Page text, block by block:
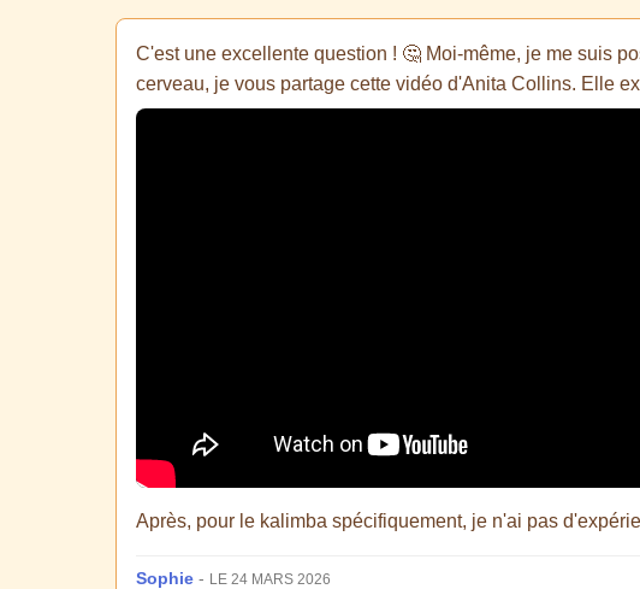
C'est une excellente question ! 🤔 Moi-même, je me suis
cerveau, je vous partage cette vidéo d'Anita Collins. Elle
Après, pour le kalimba spécifiquement, je n'ai pas
Sophie - LE 24 MARS 2026